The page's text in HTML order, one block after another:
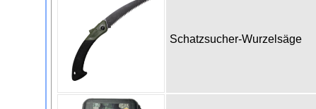
Schatzsucher-Wurzelsäge